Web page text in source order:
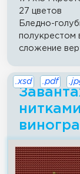
27 цветов
Бледно-
полукрестом
сложение
.xsd .pdf